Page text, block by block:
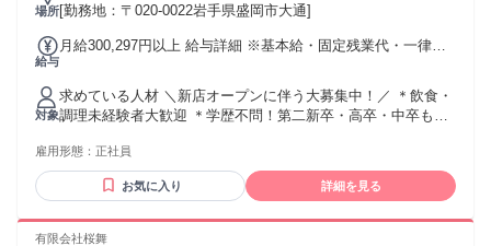
場所分、JR「上盛岡駅」徒歩15分
[勤務地：〒020-0022岩手県盛岡市大通]
給与
月給300,297円以上 給与詳細 ※基本給・固定残業代・一律手
たり5万3497円 〜（固定残業時間：1ヶ月あたり30時間） 固
定残業時間を超えた勤務時間については別途残業代を支給す
る 【一律手当】 全員に一律で支払われる通勤・皆勤・家族手
当金額：なし 全員に一律で支払われるその他手当金額：あり
決定いたします。 ＞調理経験者は月給30万円～ ＊昇給制度あ
り＞責任者(店長・料理長)への昇格で年収が80～100万円ほど
アップするイメージです。
対象
求めている人材 ＼新店オープンに伴う大募集中！／ ＊飲食・
調理未経験者大歓迎 ＊学歴不問！第二新卒・高卒・中卒も大
問わず活躍中！ ＊U・Iターン転職も大歓迎！ ＊飲食店での実
務経験者・店長経験者も歓迎します ＞実務経験者は給与など
優遇あり ＊WEB面接OK！
雇用形態： 正社員
お気に入り 詳細を見る
有限会社桜舞